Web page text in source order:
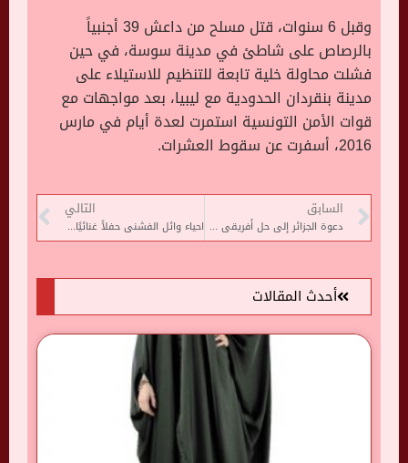
وقبل 6 سنوات، قتل مسلح من داعش 39 أجنبياً
بالرصاص على شاطئ في مدينة سوسة، في حين
فشلت محاولة خلية تابعة للتنظيم للاستيلاء على
مدينة بنقردان الحدودية مع ليبيا، بعد مواجهات مع
قوات الأمن التونسية استمرت لعدة أيام في مارس
2016، أسفرت عن سقوط العشرات.
السابق
دعوة الجزائر إلى حل أفريقى مشترك للتصدى للكوارث الطبيعية
التالي
احياء وائل الفشنى حفلاً غنائيًا بساقية الصاوى 19 نوفمبر المقبل
أحدث المقالات